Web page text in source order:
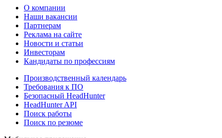
О компании
Наши вакансии
Партнерам
Реклама на сайте
Новости и статьи
Инвесторам
Кандидаты по профессиям
Производственный календарь
Требования к ПО
Безопасный HeadHunter
HeadHunter API
Поиск работы
Поиск по резюме